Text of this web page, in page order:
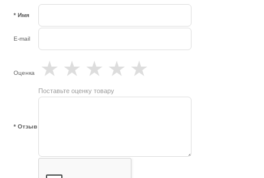
* Имя
E-mail
Оценка ★
★
★
★
★
Поставьте оценку товару
* Отзыв